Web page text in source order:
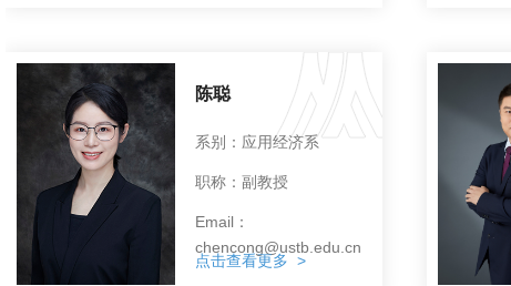
陈聪
系别：应用经济系
职称：副教授
Email：
chencong@ustb.edu.cn
点击查看更多 >